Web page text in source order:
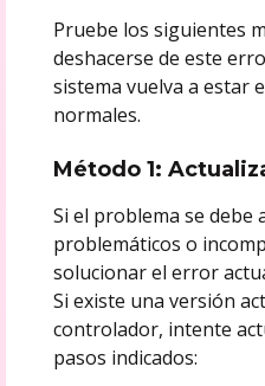
Pruebe los siguientes
deshacerse de este
sistema vuelva a estar
normales.
Método 1:
Si el problema se debe
problemáticos o
solucionar el error
Si existe una versión
controlador, intente
pasos indicados: